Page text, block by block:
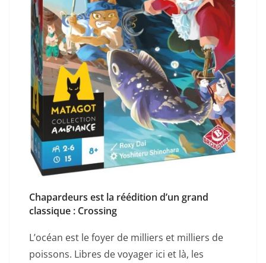
Chapardeurs est la réédition d’un grand
classique : Crossing
L’océan est le foyer de milliers et milliers de
poissons. Libres de voyager ici et là, les